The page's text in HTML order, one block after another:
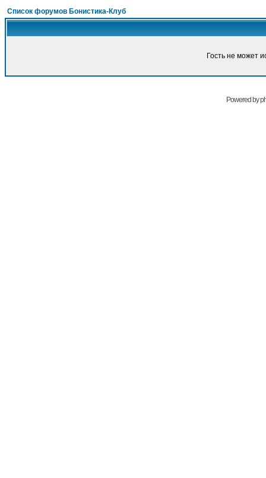
Список форумов Бонистика-Клуб
Гость не может
Powered by